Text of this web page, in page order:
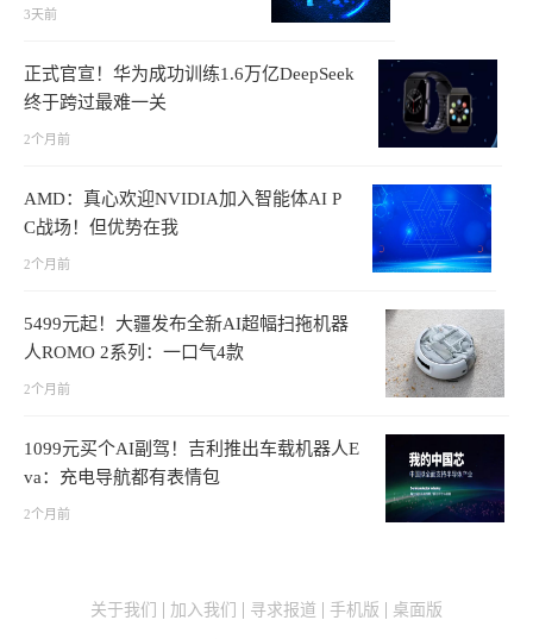
3天前
正式官宣！华为成功训练1.6万亿DeepSeek
终于跨过最难一关
2个月前
AMD：真心欢迎NVIDIA加入智能体AI P
C战场！但优势在我
2个月前
5499元起！大疆发布全新AI超幅扫拖机器
人ROMO 2系列：一口气4款
2个月前
1099元买个AI副驾！吉利推出车载机器人E
va：充电导航都有表情包
2个月前
关于我们 加入我们 寻求报道 手机版 桌面版